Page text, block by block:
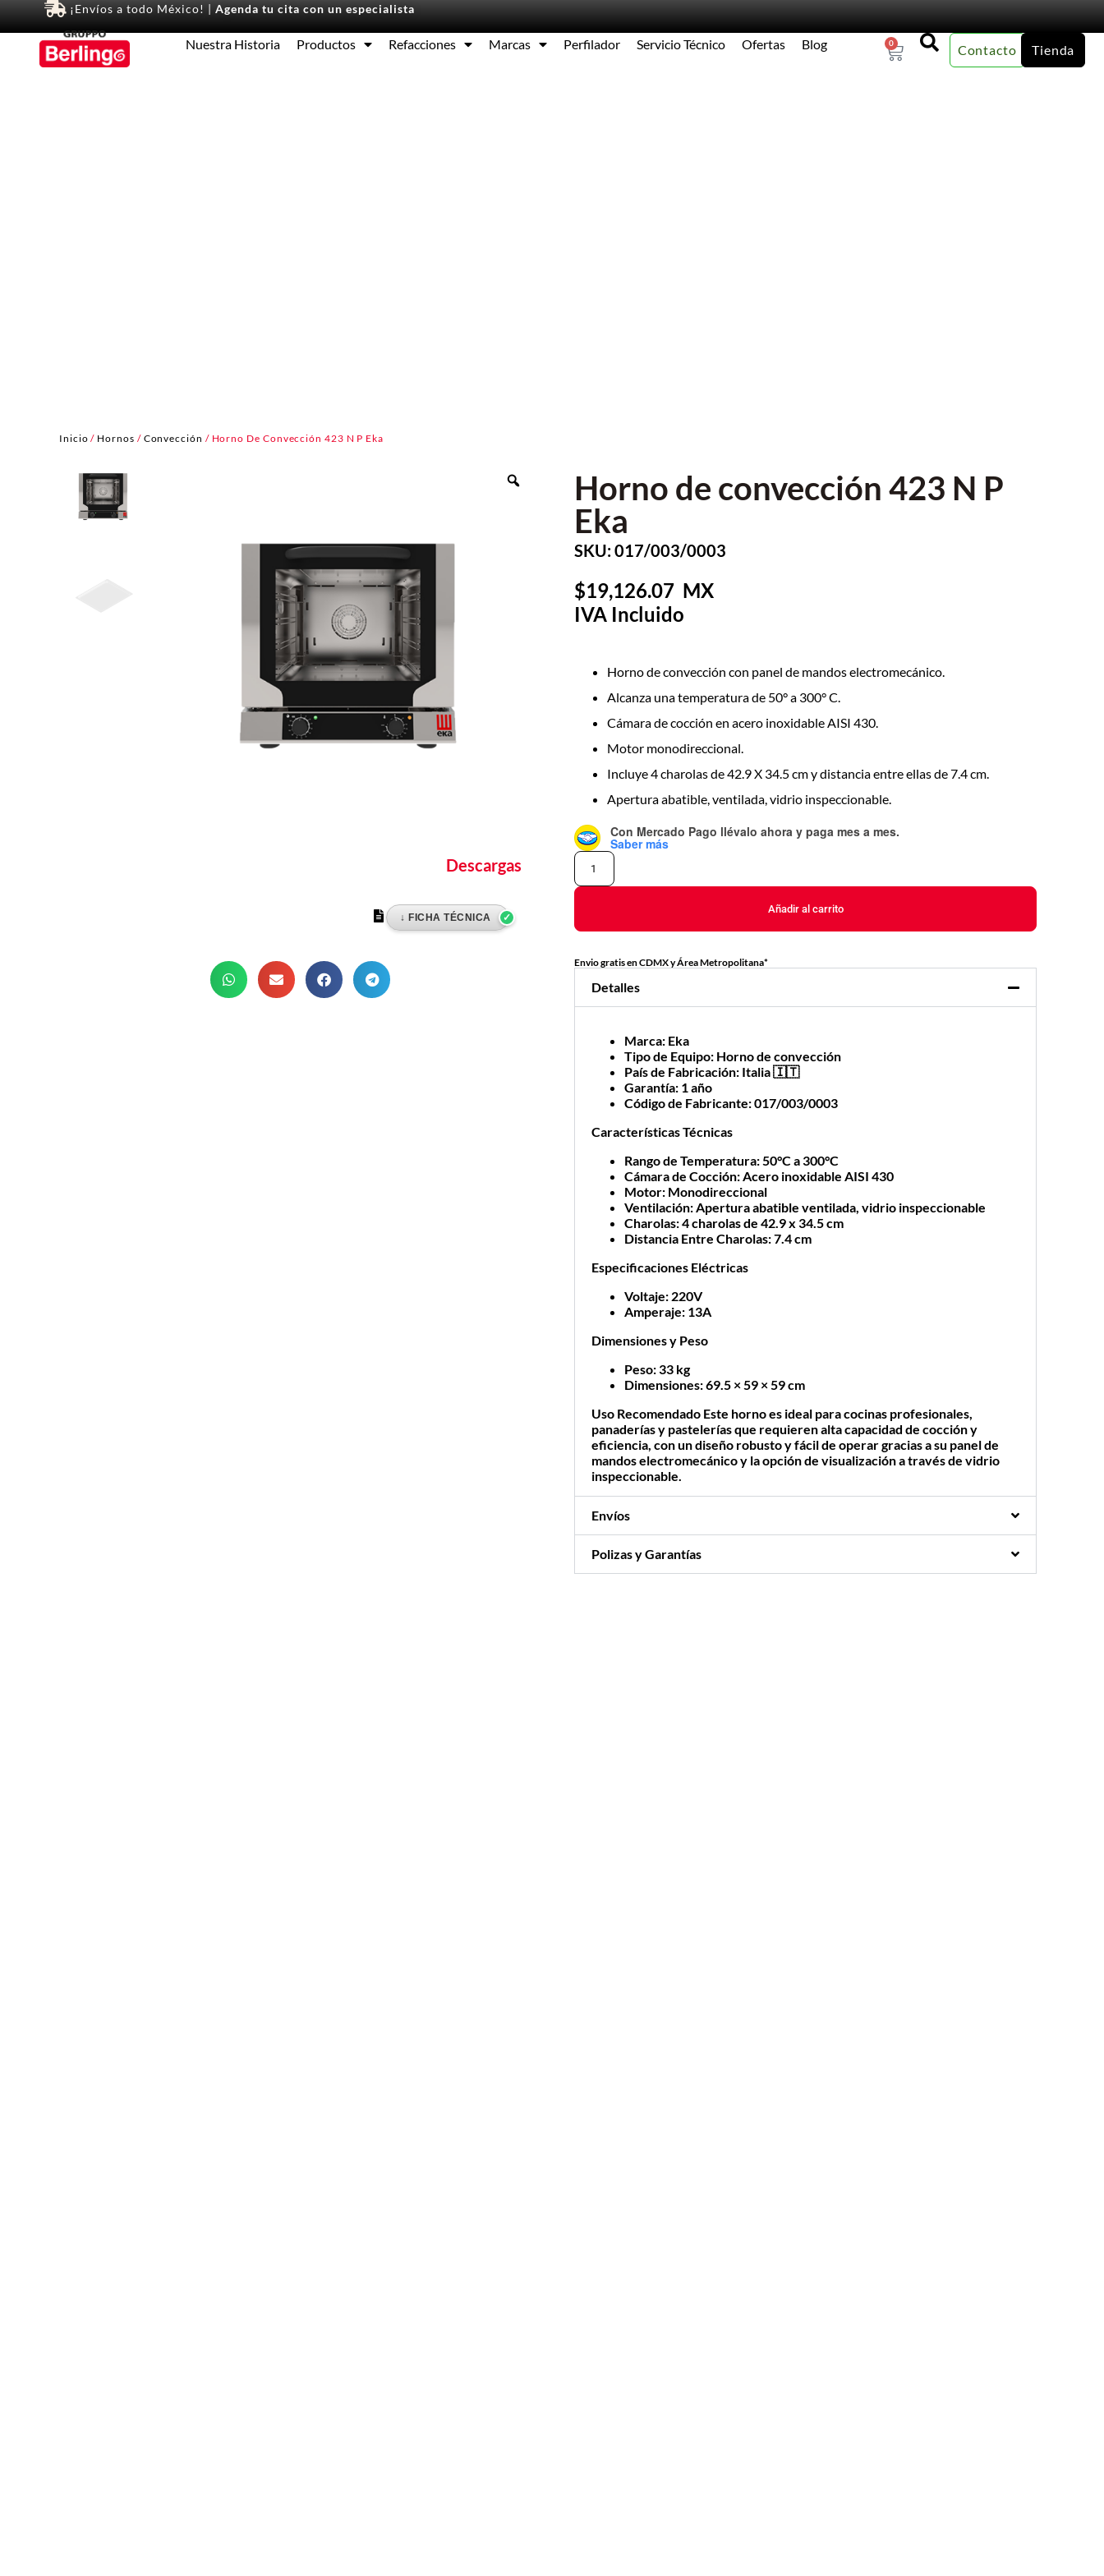
¡Envíos a todo México! | Agenda tu cita con un especialista
Nuestra Historia Productos Refacciones Marcas Perfilador Servicio Técnico Ofertas Blog 0 Contacto Tienda
Inicio / Hornos / Convección / Horno De Convección 423 N P Eka
Descargas
Horno de convección 423 N P
Eka
SKU: 017/003/0003
19,126.07
Horno de convección con panel de mandos electromecánico.
Alcanza una temperatura de 50° a 300° C.
Cámara de cocción en acero inoxidable AISI 430.
Motor monodireccional.
Incluye 4 charolas de 42.9 X 34.5 cm y distancia entre ellas de 7.4 cm.
Apertura abatible, ventilada, vidrio inspeccionable.
Con Mercado Pago llévalo ahora y paga mes a mes.
Saber más
Añadir al carrito
Envio gratis en CDMX y Área Metropolitana*
Detalles
Marca: Eka
Tipo de Equipo: Horno de convección
País de Fabricación: Italia 🇮🇹
Garantía: 1 año
Código de Fabricante: 017/003/0003
Características Técnicas
Rango de Temperatura: 50°C a 300°C
Cámara de Cocción: Acero inoxidable AISI 430
Motor: Monodireccional
Ventilación: Apertura abatible ventilada, vidrio inspeccionable
Charolas: 4 charolas de 42.9 x 34.5 cm
Distancia Entre Charolas: 7.4 cm
Especificaciones Eléctricas
Voltaje: 220V
Amperaje: 13A
Dimensiones y Peso
Peso: 33 kg
Dimensiones: 69.5 × 59 × 59 cm
Uso Recomendado Este horno es ideal para cocinas profesionales,
panaderías y pastelerías que requieren alta capacidad de cocción y
eficiencia, con un diseño robusto y fácil de operar gracias a su panel de
mandos electromecánico y la opción de visualización a través de vidrio
inspeccionable.
Envíos
Polizas y Garantías
Equipos